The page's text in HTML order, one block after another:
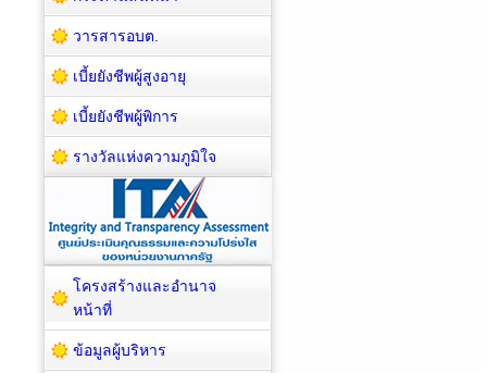
วารสารอบต.
เบี้ยยังชีพผู้สูงอายุ
เบี้ยยังชีพผู้พิการ
รางวัลแห่งความภูมิใจ
โครงสร้างและอำนาจ
หน้าที่
ข้อมูลผู้บริหาร